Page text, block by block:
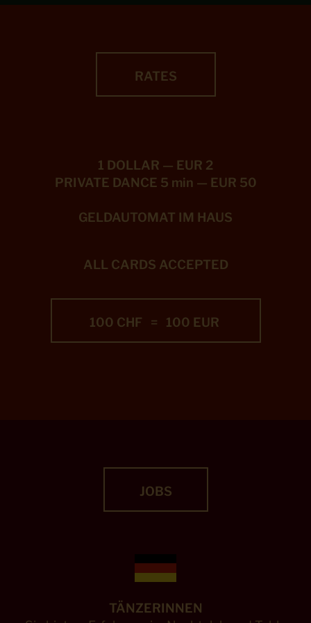
RATES
1 DOLLAR — EUR 2
PRIVATE DANCE 5 min — EUR 50
GELDAUTOMAT IM HAUS
ALL CARDS ACCEPTED
100 CHF = 100 EUR
JOBS
TÄNZERINNEN